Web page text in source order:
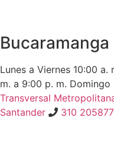
Bucaramanga
Lunes a Viernes 10:00 a.
m. a 9:00 p. m. Domingo
Transversal
Santander
310